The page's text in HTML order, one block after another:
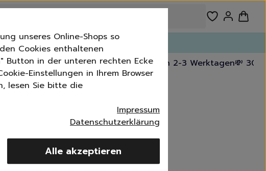
| Eimer
erhalten!
30 €, kostenfrei ab 39 €🚚 Versand in 2-3 Werktagen💸 30-
unseres Online-Shops so
Cookies enthaltenen
Button in der unteren rechten Ecke
Einstellungen in Ihrem Browser
lesen Sie bitte die
Impressum
Datenschutzerklärung
Alle akzeptieren